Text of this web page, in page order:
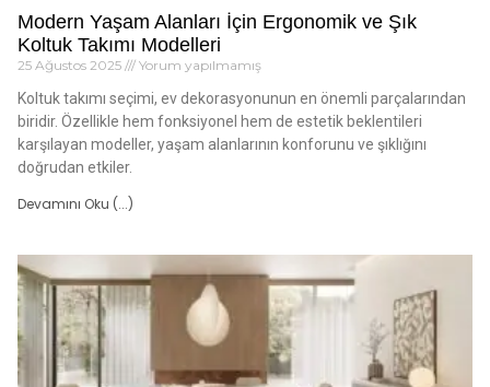
Modern Yaşam Alanları İçin Ergonomik ve Şık
Koltuk Takımı Modelleri
25 Ağustos 2025 Yorum yapılmamış
Koltuk takımı seçimi, ev dekorasyonunun en önemli parçalarından
biridir. Özellikle hem fonksiyonel hem de estetik beklentileri
karşılayan modeller, yaşam alanlarının konforunu ve şıklığını
doğrudan etkiler.
Devamını Oku (...)